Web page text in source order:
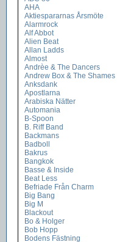
AHA
Aktiespararnas Årsmöte
Alarmrock
Alf Abbot
Alien Beat
Allan Ladds
Almost
Andrèe & The Dancers
Andrew Box & The Shames
Anksdank
Apostlarna
Arabiska Nätter
Automania
B-Spoon
B. Riff Band
Backmans
Badboll
Bakrus
Bangkok
Basse & Inside
Beat Less
Befriade Från Charm
Big Bang
Big M
Blackout
Bo & Holger
Bob Hopp
Bodens Fästning